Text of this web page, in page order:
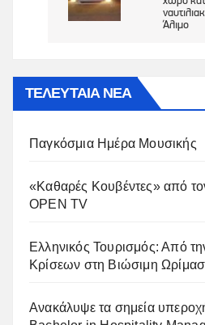
ΤΕΛΕΥΤΑΙΑ ΝΕΑ
Παγκόσμια Ημέρα Μουσικής
«Καθαρές Κουβέντες» από
OPEN TV
Ελληνικός Τουρισμός: Από
Κρίσεων στη Βιώσιμη
Ανακάλυψε τα σημεία